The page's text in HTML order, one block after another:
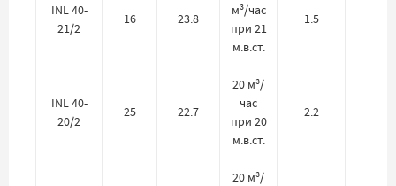
INL 40-
21/2
16 23.8
м³/час
при 21
м.в.ст.
1.5
INL 40-
20/2
25 22.7
20 м³/
час
при 20
м.в.ст.
2.2
20 м³/